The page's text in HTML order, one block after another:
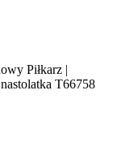
Piłkarz |
T66758